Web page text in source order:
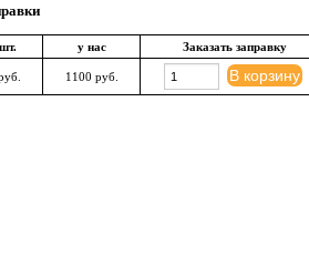
у нас Заказать заправку
1100 руб. В корзину